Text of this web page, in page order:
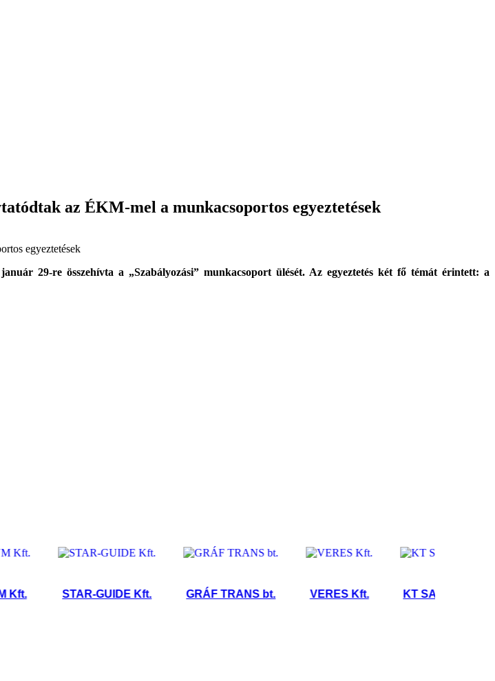
az ÉKM-mel a munkacsoportos egyeztetések
29-re összehívta a „Szabályozási” munkacsoport ülését. Az egyeztetés két fő témát érintett: a
STAR-GUIDE Kft. GRÁF TRANS bt. VERES Kft. KT SASPED Kft.